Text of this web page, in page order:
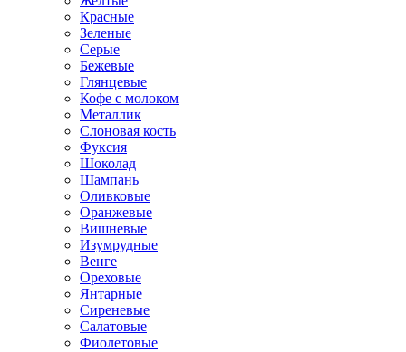
Красные
Зеленые
Серые
Бежевые
Глянцевые
Кофе с молоком
Металлик
Слоновая кость
Фуксия
Шоколад
Шампань
Оливковые
Оранжевые
Вишневые
Изумрудные
Венге
Ореховые
Янтарные
Сиреневые
Салатовые
Фиолетовые